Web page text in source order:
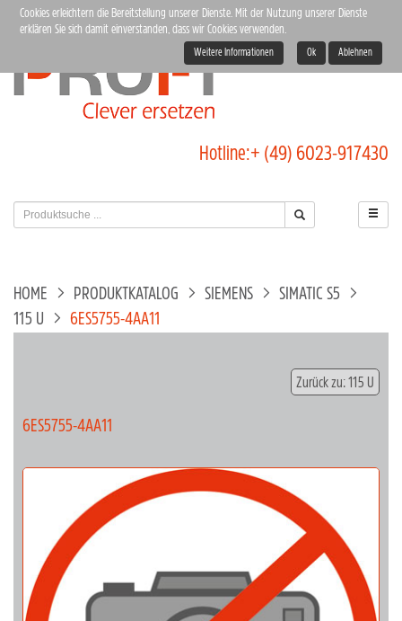
Hotline:+ (49) 6023-917430
HOME PRODUKTKATALOG SIEMENS
SIMATIC S5
115 U
6ES5755-4AA11
Zurück zu: 115 U
6ES5755-4AA11
Cookies erleichtern die Bereitstellung unserer Dienste. Mit der Nutzung unserer Dienste
erklären Sie sich damit einverstanden, dass wir Cookies verwenden.
Weitere Informationen Ok Ablehnen